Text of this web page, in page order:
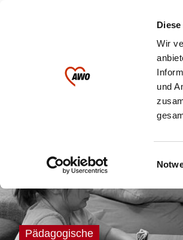
Wir
und
Kinder & Jugendliche
Pädagogische